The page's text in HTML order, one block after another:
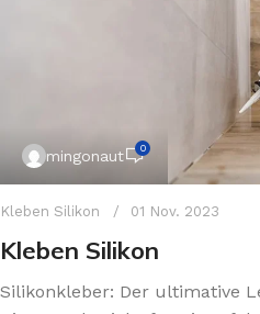
mingonaut 0
Kleben Silikon 01 Nov. 2023
Kleben Silikon
Silikonkleber: Der ultimative